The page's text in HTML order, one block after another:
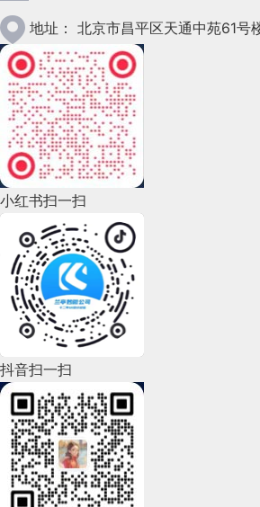
2023年1月(78)
2022年12月(45)
2022年11月(69)
2022年10月(51)
2022年9月(135)
2022年7月(111)
2022年6月(162)
2022年5月(143)
2022年4月(86)
2022年3月(119)
2022年2月(53)
2022年1月(99)
地址： 北京市昌平区天通中苑61号
小红书扫一扫
抖音扫一扫